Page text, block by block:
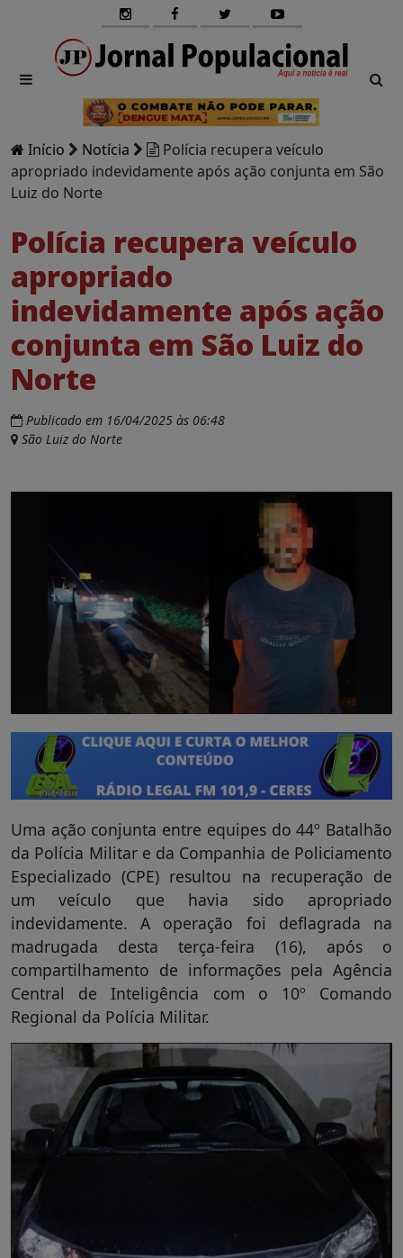
Início Notícia
Polícia recupera veículo
apropriado indevidamente após ação conjunta em São
Luiz do Norte
Polícia recupera veículo
apropriado
indevidamente após ação
conjunta em São Luiz do
Norte
Publicado em 16/04/2025 às 06:48
São Luiz do Norte
Uma ação conjunta entre equipes do 44º Batalhão
da Polícia Militar e da Companhia de Policiamento
Especializado (CPE) resultou na recuperação de
um veículo que havia sido apropriado
indevidamente. A operação foi deflagrada na
madrugada desta terça-feira (16), após o
compartilhamento de informações pela Agência
Central de Inteligência com o 10º Comando
Regional da Polícia Militar.